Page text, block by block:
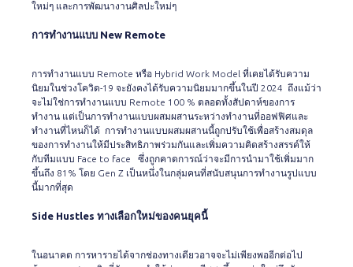
ใหม่ๆ และการพัฒนางานศิลปะใหม่ๆ
การทำงานแบบ New Remote
การทำงานแบบ Remote หรือ Hybrid Work Model ที่เคยได้รับความ
นิยมในช่วงโควิด-19 จะยังคงได้รับความนิยมมากขึ้นในปี 2024 ถึงแม้ว่า
จะไม่ใช่การทำงานแบบ Remote 100 % ตลอดทั้งสัปดาห์ของการ
ทำงาน แต่เป็นการทำงานแบบผสมผสานระหว่างทำงานที่ออฟฟิศและ
ทำงานที่ไหนก็ได้ การทำงานแบบผสมผสานนี้ถูกปรับใช้เพื่อสร้างสมดุล
ของการทำงานให้มีประสิทธิภาพร่วมกันและเพิ่มความคิดสร้างสรรค์ให้
กับทีมแบบ Face to face ซึ่งถูกคาดการณ์ว่าจะมีการนำมาใช้เพิ่มมาก
ขึ้นถึง 81% โดย Gen Z เป็นหนึ่งในกลุ่มคนที่สนับสนุนการทำงานรูปแบบ
นี้มากที่สุด
Side Hustles ทางเลือกใหม่ของคนยุคนี้
ในอนาคต การหารายได้จากช่องทางเดียวอาจจะไม่เพียงพออีกต่อไป